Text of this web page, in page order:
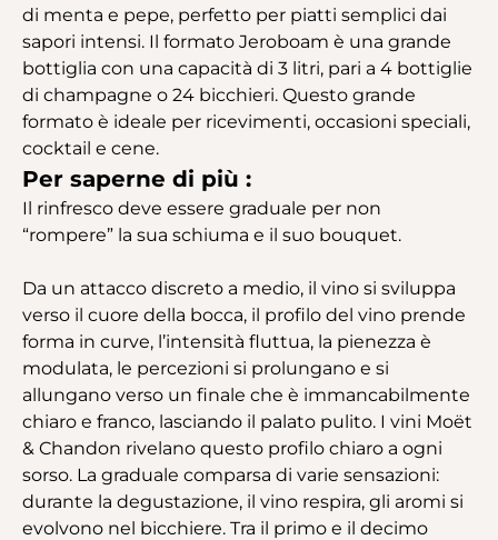
di menta e pepe, perfetto per piatti semplici dai
sapori intensi. Il formato Jeroboam è una grande
bottiglia con una capacità di 3 litri, pari a 4 bottiglie
di champagne o 24 bicchieri. Questo grande
formato è ideale per ricevimenti, occasioni speciali,
cocktail e cene.
Per saperne di più :
Il rinfresco deve essere graduale per non
“rompere” la sua schiuma e il suo bouquet.
Da un attacco discreto a medio, il vino si sviluppa
verso il cuore della bocca, il profilo del vino prende
forma in curve, l’intensità fluttua, la pienezza è
modulata, le percezioni si prolungano e si
allungano verso un finale che è immancabilmente
chiaro e franco, lasciando il palato pulito. I vini Moët
& Chandon rivelano questo profilo chiaro a ogni
sorso. La graduale comparsa di varie sensazioni:
durante la degustazione, il vino respira, gli aromi si
evolvono nel bicchiere. Tra il primo e il decimo